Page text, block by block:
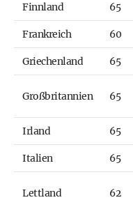
Finnland 65
Frankreich 60
Griechenland 65
Großbritannien 65
Irland 65
Italien 65
Lettland 62